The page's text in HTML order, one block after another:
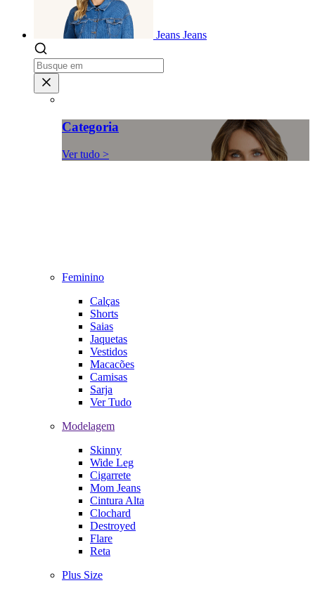
Jeans Jeans
Categoria
Ver tudo >
Feminino
Calças
Shorts
Saias
Jaquetas
Vestidos
Macacões
Camisas
Sarja
Ver Tudo
Modelagem
Skinny
Wide Leg
Cigarrete
Mom Jeans
Cintura Alta
Clochard
Destroyed
Flare
Reta
Plus Size